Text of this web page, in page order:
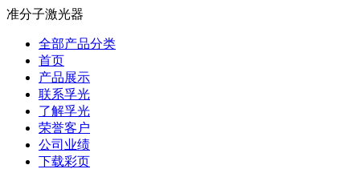
准分子激光器
全部产品分类
首页
产品展示
联系孚光
了解孚光
荣誉客户
公司业绩
下载彩页